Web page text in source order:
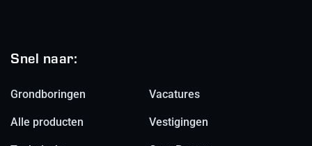
Snel naar:
Grondboringen
Alle producten
Vacatures
Vestigingen